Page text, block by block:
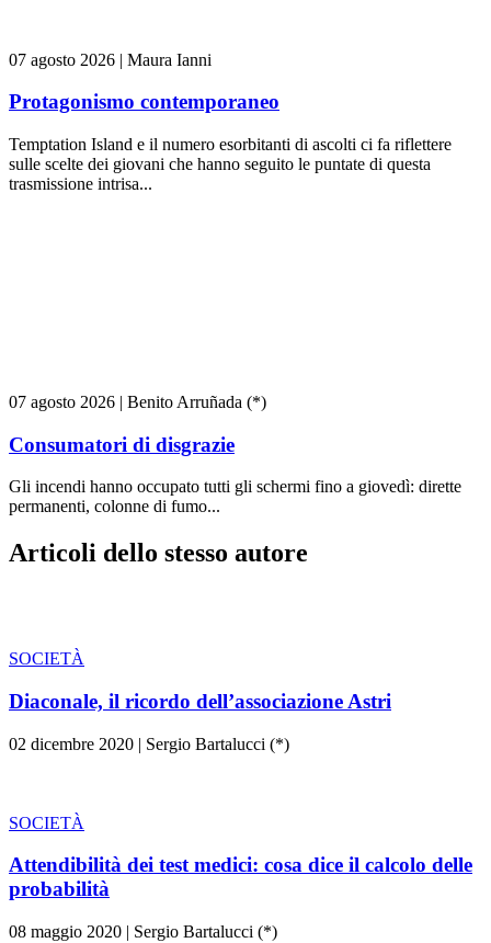
07 agosto 2026 | Maura Ianni
Protagonismo contemporaneo
Temptation Island e il numero esorbitanti di ascolti ci fa riflettere
sulle scelte dei giovani che hanno seguito le puntate di questa
trasmissione intrisa...
07 agosto 2026 | Benito Arruñada (*)
Consumatori di disgrazie
Gli incendi hanno occupato tutti gli schermi fino a giovedì: dirette
permanenti, colonne di fumo...
Articoli dello stesso autore
SOCIETÀ
Diaconale, il ricordo dell’associazione Astri
02 dicembre 2020 | Sergio Bartalucci (*)
SOCIETÀ
Attendibilità dei test medici: cosa dice il calcolo delle
probabilità
08 maggio 2020 | Sergio Bartalucci (*)